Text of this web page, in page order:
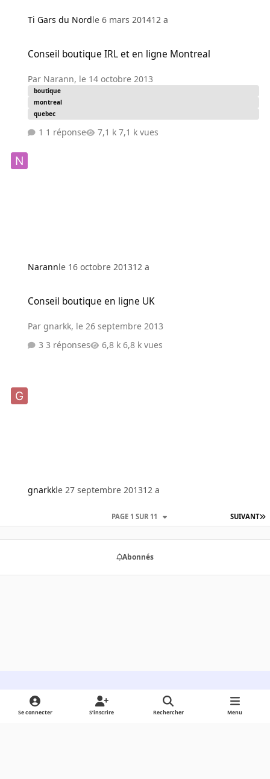
Ti Gars du Nordle 6 mars 201412 a
Conseil boutique IRL et en ligne Montreal
Par Narann, le 14 octobre 2013
boutique
montreal
quebec
1 réponse 7,1 k vues
Narannle 16 octobre 201312 a
Conseil boutique en ligne UK
Pargnarkk, le 26 septembre 2013
3 réponses
6,8 k vues
gnarkkle 27 septembre 201312 a
SUIVANT
PAGE 1 SUR 11
Abonnés
Light ModeDark ModeSystem Preference
Se connecter S’inscrire Rechercher Menu